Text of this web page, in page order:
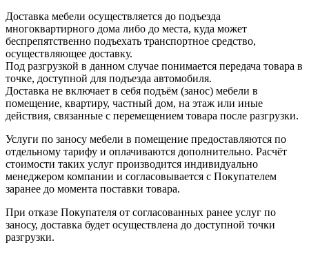
Доставка мебели осуществляется до подъезда
многоквартирного дома либо до места, куда может
беспрепятственно подъехать транспортное средство,
осуществляющее доставку.
Под разгрузкой в данном случае понимается передача товара в
точке, доступной для подъезда автомобиля.
Доставка не включает в себя подъём (занос) мебели в
помещение, квартиру, частный дом, на этаж или иные
действия, связанные с перемещением товара после разгрузки.
Услуги по заносу мебели в помещение предоставляются по
отдельному тарифу и оплачиваются дополнительно. Расчёт
стоимости таких услуг производится индивидуально
менеджером компании и согласовывается с Покупателем
заранее до момента поставки товара.
При отказе Покупателя от согласованных ранее услуг по
заносу, доставка будет осуществлена до доступной точки
разгрузки.